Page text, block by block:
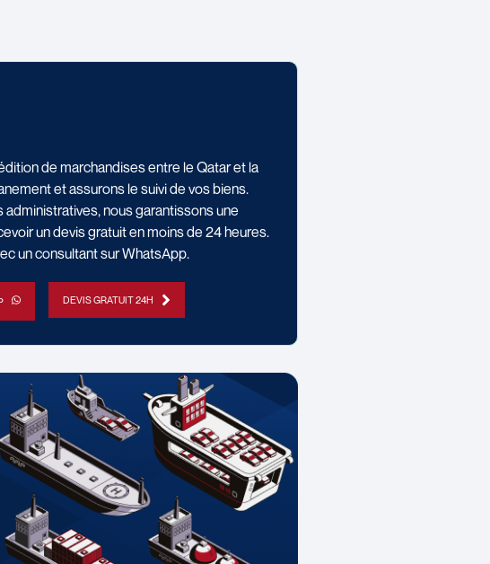
de marchandises entre le Qatar et la
et assurons le suivi de vos biens.
nous garantissons une
un devis gratuit en moins de 24 heures.
un consultant sur WhatsApp.
DEVIS GRATUIT 24H